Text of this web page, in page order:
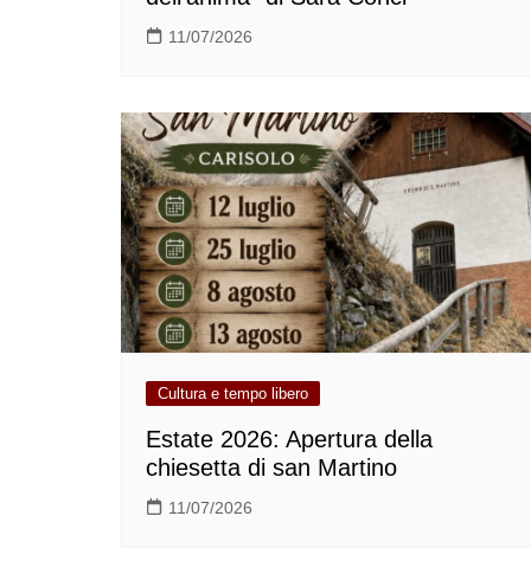
11/07/2026
Cultura e tempo libero
Estate 2026: Apertura della
chiesetta di san Martino
11/07/2026